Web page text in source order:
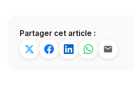
Partager cet article :